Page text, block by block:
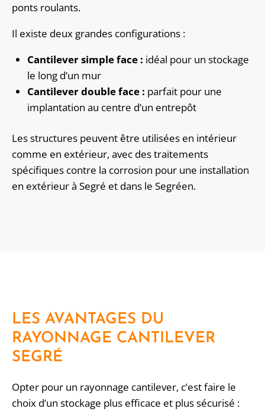
ponts roulants.
Il existe deux grandes configurations :
Cantilever simple face : idéal pour un stockage
le long d’un mur
Cantilever double face : parfait pour une
implantation au centre d’un entrepôt
Les structures peuvent être utilisées en intérieur
comme en extérieur, avec des traitements
spécifiques contre la corrosion pour une installation
en extérieur à Segré et dans le Segréen.
LES AVANTAGES DU
RAYONNAGE CANTILEVER
SEGRÉ
Opter pour un rayonnage cantilever, c’est faire le
choix d’un stockage plus efficace et plus sécurisé :